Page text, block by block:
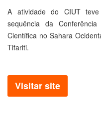
A atividade do CIUT
sequência da
Científica no Sahara
Tifariti.
Visitar site